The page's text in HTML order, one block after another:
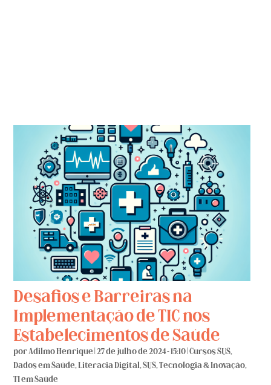
Desafios e Barreiras na
Implementação de TIC nos
Estabelecimentos de Saúde
porAdilmo Henrique |27 de julho de 2024 - 15:10 |Cursos SUS,
Dados em Saúde,Literacia Digital,SUS,Tecnologia & Inovação,
TI em Saúde